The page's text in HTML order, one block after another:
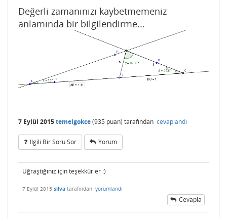
Değerli zamanınızı kaybetmemeniz
anlamında bir bilgilendirme...
7 Eylül 2015temelgokce(935 puan) tarafından cevaplandı
Ilgili Bir Soru Sor Yorum
Uğraştığınız için teşekkürler :)
7 Eylül 2015 silva tarafından yorumlandı
Cevapla